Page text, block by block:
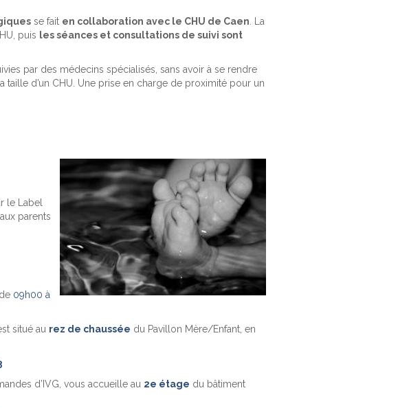
se fait en collaboration avec le CHU de Caen . La
puis les séances et consultations de suivi sont
par des médecins spécialisés, sans avoir à se rendre
taille d’un CHU. Une prise en charge de proximité pour un
le Label
parents
de 09h00 à
situé au rez de chaussée du Pavillon Mère/Enfant, en
d’IVG, vous accueille au 2e étage du bâtiment